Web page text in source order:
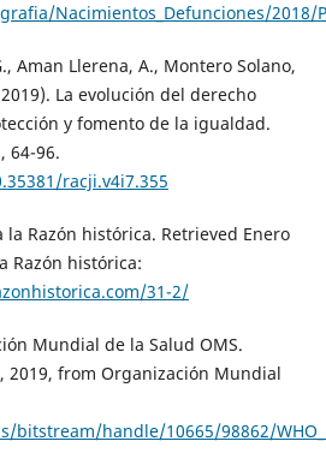
Nacimientos_Defunciones/2018/
Aman Llerena, A., Montero Solano,
La evolución del derecho
y fomento de la igualdad.
64-96.
racji.v4i7.355
la Razón histórica. Retrieved Enero
Razón histórica:
31-2/
Mundial de la Salud OMS.
2019, from Organización Mundial
handle/10665/98862/